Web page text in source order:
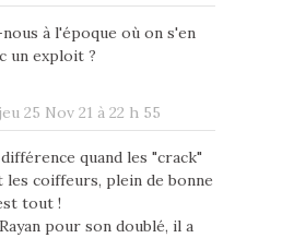
à l'époque où on s'en
un exploit ?
jeu 25 Nov 21 à 22 h 55
quand les "crack"
les coiffeurs, plein de bonne
tout !
pour son doublé, il a